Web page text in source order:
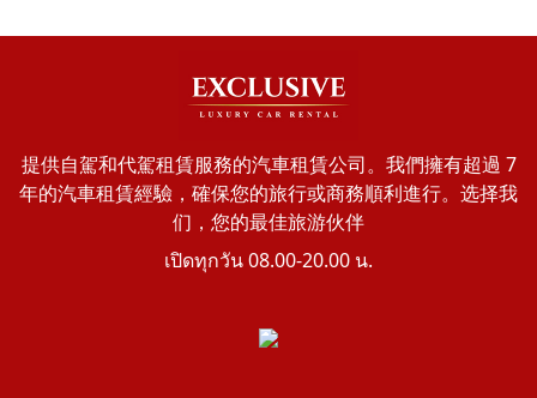
提供自駕和代駕租賃服務的汽車租賃公司。我們擁有超過 7
年的汽車租賃經驗，確保您的旅行或商務順利進行。选择我
们，您的最佳旅游伙伴
เปิดทุกวัน 08.00-20.00 น.